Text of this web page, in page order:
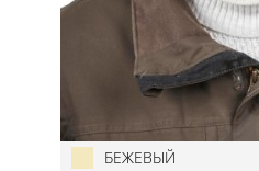
БЕЖЕВЫЙ